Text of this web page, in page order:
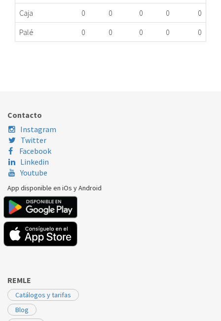
Caja
0 0 0 0
0
Palé
0 0 0 0 0
Contacto
Instagram
Twitter
Facebook
Linkedin
Youtube
App disponible en iOs y Android
REMLE
Catálogos y tarifas
Blog